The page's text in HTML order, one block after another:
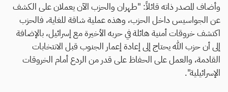
وأضاف المصدر ذاته قائلاً: "طهران والحزب الآن يعملان على الكشف
عن الجواسيس داخل الحزب، وهذه عملية شاقة للغاية، فالحزب
اكتشف خروقات أمنية هائلة في حربه الأخيرة مع إسرائيل، بالإضافة
إلى أن حزب الله يحتاج إلى إعادة إعمار الجنوب قبل الانتخابات
القادمة، والعمل على الحفاظ على قدر من الردع أمام الخروقات
الإسرائيلية".